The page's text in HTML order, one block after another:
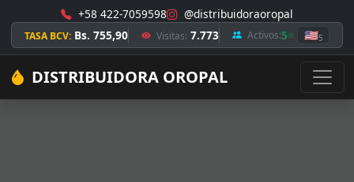
+58 422-7059598 @distribuidoraoropal
TASA BCV: Bs. 755,90 Visitas: 7.773 Activos:5 🇺🇸5
DISTRIBUIDORA OROPAL